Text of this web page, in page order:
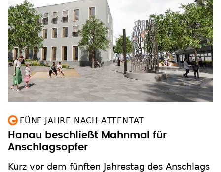
FÜNF JAHRE NACH ATTENTAT
Hanau beschließt Mahnmal für
Anschlagsopfer
Kurz vor dem fünften Jahrestag des Anschlags